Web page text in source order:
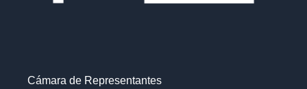
Cámara de Representantes